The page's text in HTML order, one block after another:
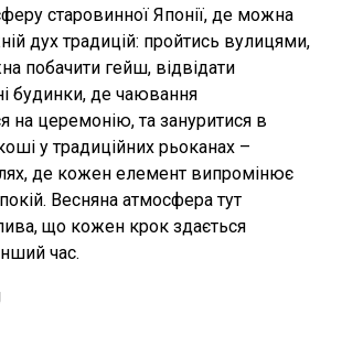
старовинної Японії, де можна
дух традицій: пройтись вулицями,
побачити гейш, відвідати
будинки, де чаювання
на церемонію, та зануритися в
у традиційних рьоканах –
де кожен елемент випромінює
Весняна атмосфера тут
що кожен крок здається
час.